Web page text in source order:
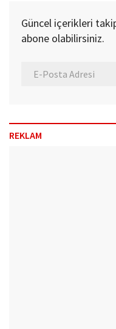
Güncel içerikleri
abone olabilirsiniz.
REKLAM